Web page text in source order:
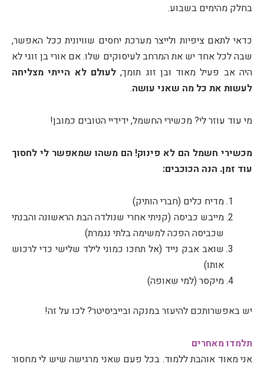
בחלק מהימים בשבוע.
כדאי לתאם ציפיות ולייצר מערכת יחסים שוויונית ככל האפשר,
שבה לכל אחד יש את המרחב לעיסוקים שלו. אם אורי בן זוגי לא
היה אב פעיל מאוד ובן זוג תומך,לעולם לא הייתי מצליחה
לעשות את כל מה שאני עושה.
מי עוד עוזר לי? מכשירי החשמל, ידידיי הטובים כמובן!
מכשירי חשמל הם לא פינוק! הם משהו שמאפשר לי לחסוך
עוד זמן. הנה הכוכבים:
מדיח כלים (חברי הותיק)
מייבש כביסה (קניתי אחרי שנולדה הבת הראשונה והבנתי
שכביסה הפכה למשימה בלתי נגמרת)
שואב אבק נייד (אל תחכו כמוני לילד שלישי כדי לרכוש
אותו)
מיקסר (למי שאופה)
יש באפשרותכם להיעזר במנקה ובייביסיטר? לכו על זה!
תלמדו מאחרים
אני מאוד אוהבת ללמוד. בכל פעם שאני מרגישה שיש לי מחסור